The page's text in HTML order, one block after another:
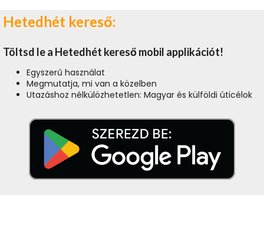
Hetedhét kereső:
Töltsd le a Hetedhét kereső mobil applikációt!
Egyszerű használat
Megmutatja, mi van a közelben
Utazáshoz nélkülözhetetlen: Magyar és külföldi úticélok